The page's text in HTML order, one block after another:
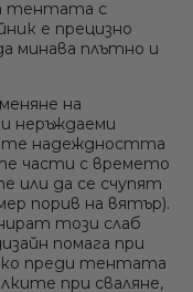
тентата с
е прецизно
минава плътно и
на
неръждаеми
надеждността
части с времето
или да се счупят
порив на вятър).
този слаб
помага при
преди тентата
при сваляне,